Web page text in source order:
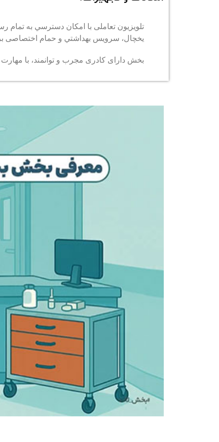
تلویزیون تعاملی با امكان دسترسي به تمام
يخچال، سرويس بهداشتي و حمام اختصاصی
بخش دارای كادری مجرب و توانمند، با